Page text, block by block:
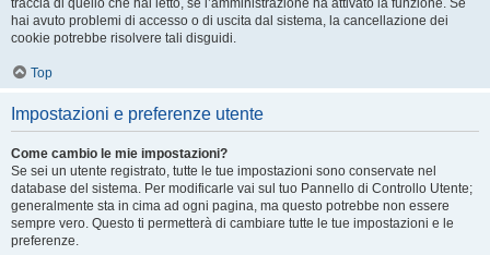
traccia di quello che hai letto, se l’amministrazione ha attivato la funzione. Se
hai avuto problemi di accesso o di uscita dal sistema, la cancellazione dei
cookie potrebbe risolvere tali disguidi.
Top
Impostazioni e preferenze utente
Come cambio le mie impostazioni?
Se sei un utente registrato, tutte le tue impostazioni sono conservate nel
database del sistema. Per modificarle vai sul tuo Pannello di Controllo Utente;
generalmente sta in cima ad ogni pagina, ma questo potrebbe non essere
sempre vero. Questo ti permetterà di cambiare tutte le tue impostazioni e le
preferenze.